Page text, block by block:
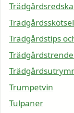
Trädgårdstips
Trumpetvin
Tulpaner